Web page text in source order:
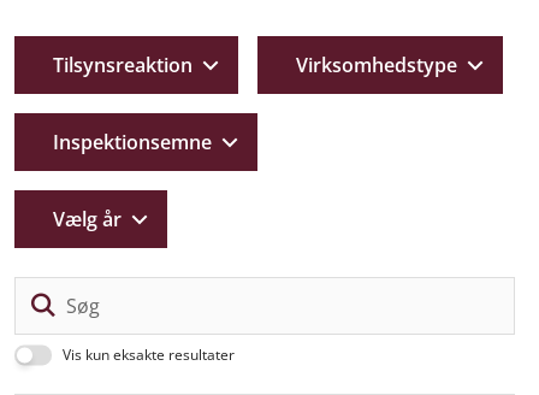
Vis kun eksakte resultater
Tilsynsreaktion Virksomhedstype
Inspektionsemne
Vælg år